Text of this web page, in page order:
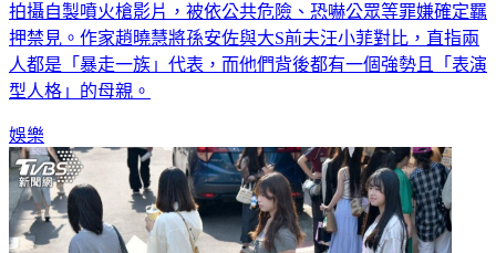
拍攝自製噴火槍影片，被依公共危險、恐嚇公眾等罪嫌確定羈
押禁見。作家趙曉慧將孫安佐與大S前夫汪小菲對比，直指兩
人都是「暴走一族」代表，而他們背後都有一個強勢且「表演
型人格」的母親。
娛樂